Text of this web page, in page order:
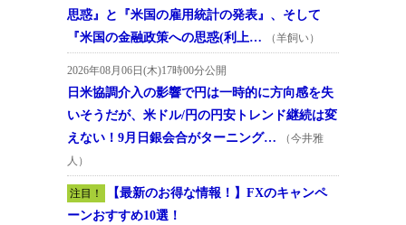
思惑』と『米国の雇用統計の発表』、そして
『米国の金融政策への思惑(利上…
（羊飼い）
2026年08月06日(木)17時00分公開
日米協調介入の影響で円は一時的に方向感を失
いそうだが、米ドル/円の円安トレンド継続は変
えない！9月日銀会合がターニング…
（今井雅
人）
注目！
【最新のお得な情報！】FXのキャンペ
ーンおすすめ10選！